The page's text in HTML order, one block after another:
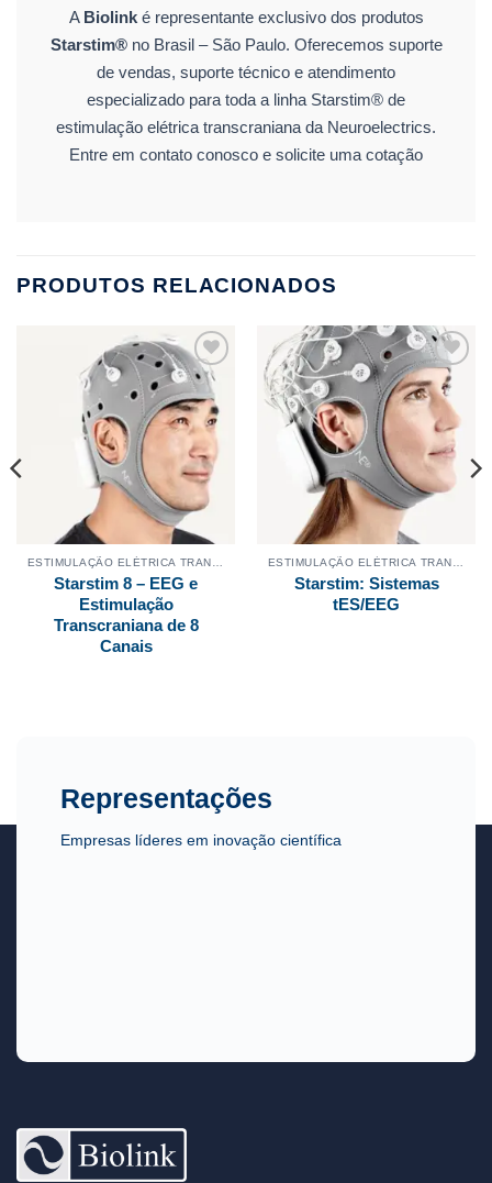
A Biolink é representante exclusivo dos produtos
Starstim®no Brasil – São Paulo. Oferecemos suporte
de vendas, suporte técnico e atendimento
especializado para toda a linha Starstim® de
estimulação elétrica transcraniana da Neuroelectrics.
Entre em contato conosco e solicite uma cotação
PRODUTOS RELACIONADOS
Adicionar
aos
meus
desejos
Starstim 8 – EEG e
Estimulação
Transcraniana de 8
Canais
Adicionar
aos
meus
desejos
Starstim: Sistemas
tES/EEG
Representações
Empresas líderes em inovação científica